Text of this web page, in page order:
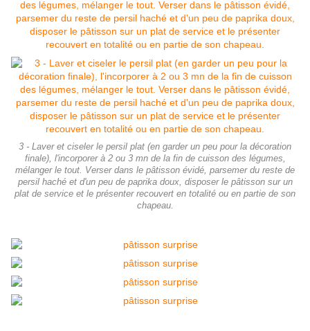
3 - Laver et ciseler le persil plat (en garder un peu pour la décoration
finale), l'incorporer à 2 ou 3 mn de la fin de cuisson des légumes,
mélanger le tout. Verser dans le pâtisson évidé, parsemer du reste de
persil haché et d'un peu de paprika doux, disposer le pâtisson sur un
plat de service et le présenter recouvert en totalité ou en partie de son
chapeau.